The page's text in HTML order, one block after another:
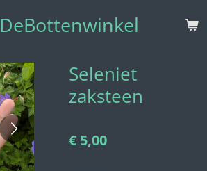
DeBottenwinkel
Seleniet
zaksteen
€ 5,00